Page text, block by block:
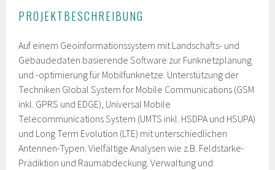
PROJEKTBESCHREIBUNG
Auf einem Geoinformationssystem mit Landschafts- und
Gebäudedaten basierende Software zur Funknetzplanung
und -optimierung für Mobilfunknetze. Unterstützung der
Techniken Global System for Mobile Communications (GSM
inkl. GPRS und EDGE), Universal Mobile
Telecommunications System (UMTS inkl. HSDPA und HSUPA)
und Long Term Evolution (LTE) mit unterschiedlichen
Antennen-Typen. Vielfältige Analysen wie z.B. Feldstärke-
Prädiktion und Raumabdeckung. Verwaltung und